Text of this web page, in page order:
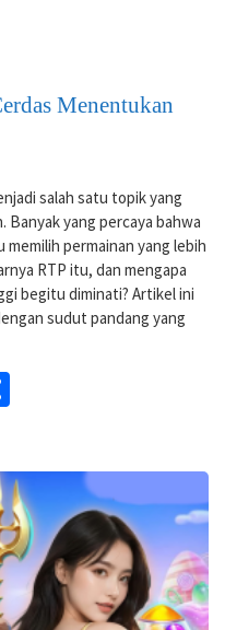
Menentukan
salah satu topik yang
Banyak yang percaya bahwa
permainan yang lebih
RTP itu, dan mengapa
begitu diminati? Artikel ini
sudut pandang yang